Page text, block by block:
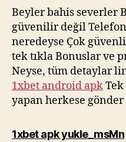
Beyler bahis severler
güvenilir değil
neredeyse Çok
tek tıkla Bonuslar ve
Neyse, tüm detaylar
1xbet android apk
yapan herkese gönder
1xbet apk yukle_msMn